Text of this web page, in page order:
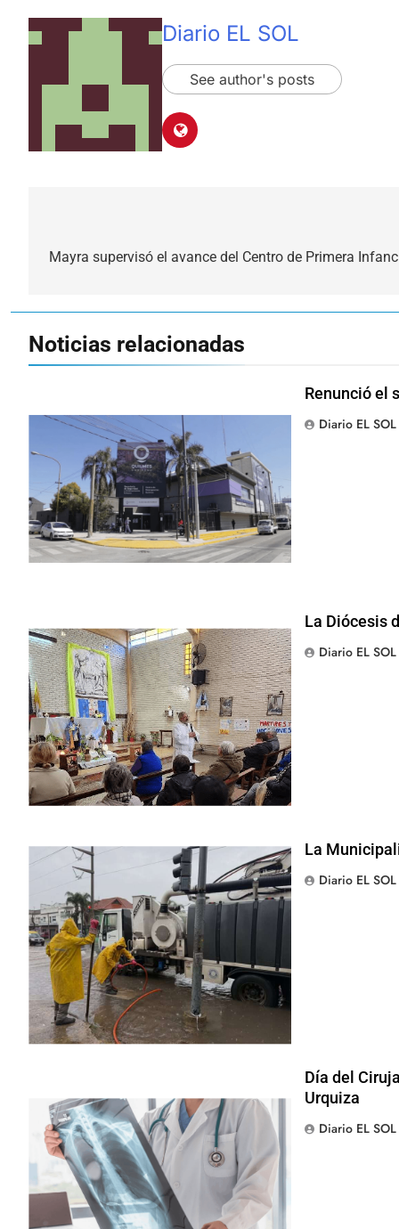
Diario EL SOL
See author's posts
de
Mayra supervisó el avance del Centro de Primera
Noticias relacionadas
Renunció el
Diario EL SOL
La Diócesis
Diario EL SOL
La
Diario EL SOL
Día del
Urquiza
Diario EL SOL